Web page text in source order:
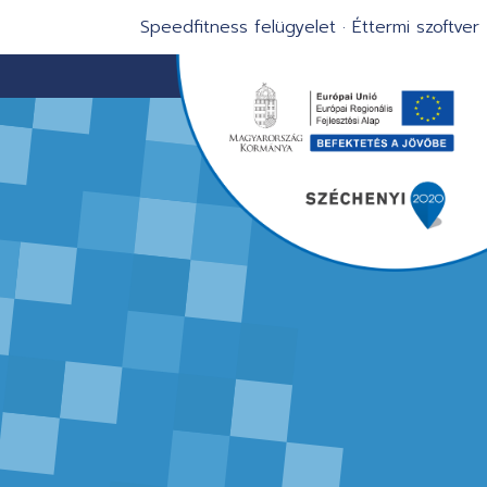
Speedfitness felügyelet ·Éttermi szoftver